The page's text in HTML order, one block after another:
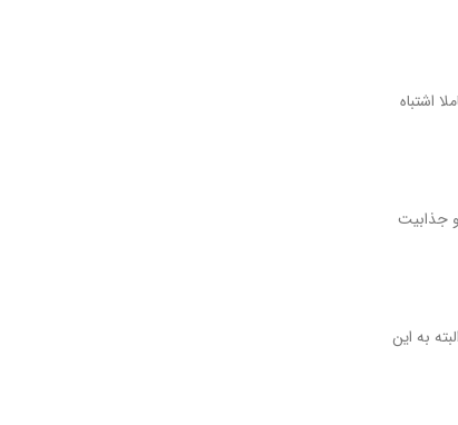
اشتباه
جذابیت
به این